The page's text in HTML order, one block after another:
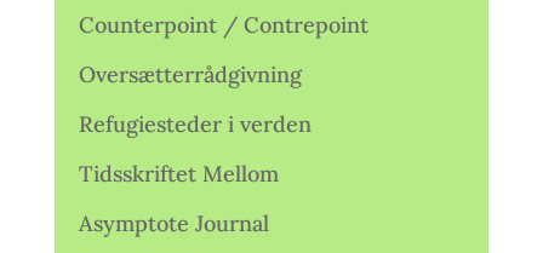
Counterpoint / Contrepoint
Oversætterrådgivning
Refugiesteder i verden
Tidsskriftet Mellom
Asymptote Journal